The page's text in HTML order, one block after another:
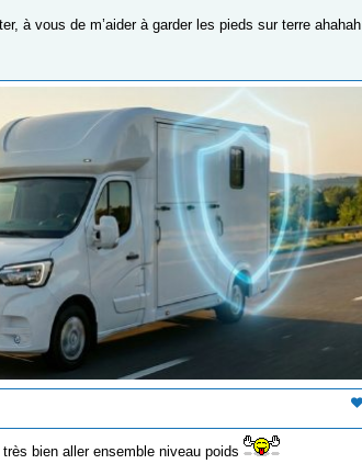
à vous de m’aider à garder les pieds sur terre ahahah
bien aller ensemble niveau poids